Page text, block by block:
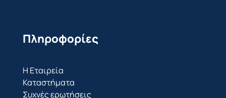
Πληροφορίες
Η Εταιρεία
Καταστήματα
Συχνές ερωτήσεις